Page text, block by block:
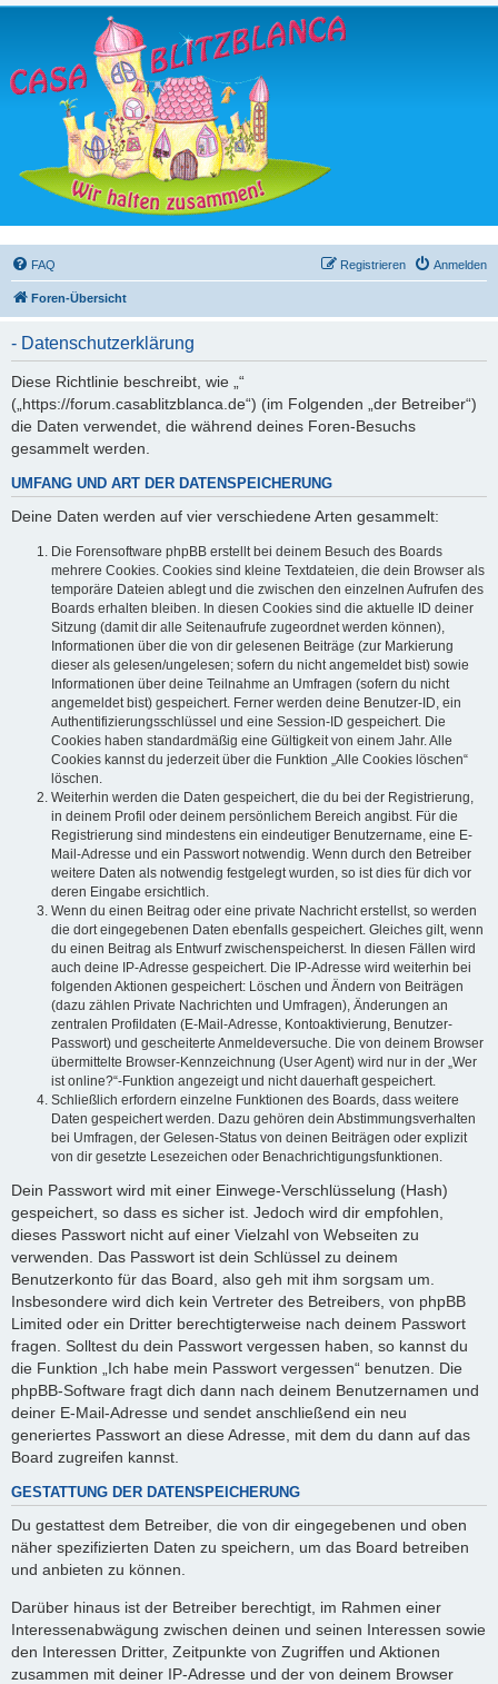
FAQ Anmelden
Registrieren
Foren-Übersicht
- Datenschutzerklärung
Diese Richtlinie beschreibt, wie „“
(„https://forum.casablitzblanca.de“) (im Folgenden „der Betreiber“)
die Daten verwendet, die während deines Foren-Besuchs
gesammelt werden.
UMFANG UND ART DER DATENSPEICHERUNG
Deine Daten werden auf vier verschiedene Arten gesammelt:
Die Forensoftware phpBB erstellt bei deinem Besuch des Boards
mehrere Cookies. Cookies sind kleine Textdateien, die dein Browser als
temporäre Dateien ablegt und die zwischen den einzelnen Aufrufen des
Boards erhalten bleiben. In diesen Cookies sind die aktuelle ID deiner
Sitzung (damit dir alle Seitenaufrufe zugeordnet werden können),
Informationen über die von dir gelesenen Beiträge (zur Markierung
dieser als gelesen/ungelesen; sofern du nicht angemeldet bist) sowie
Informationen über deine Teilnahme an Umfragen (sofern du nicht
angemeldet bist) gespeichert. Ferner werden deine Benutzer-ID, ein
Authentifizierungsschlüssel und eine Session-ID gespeichert. Die
Cookies haben standardmäßig eine Gültigkeit von einem Jahr. Alle
Cookies kannst du jederzeit über die Funktion „Alle Cookies löschen“
löschen.
Weiterhin werden die Daten gespeichert, die du bei der Registrierung,
in deinem Profil oder deinem persönlichem Bereich angibst. Für die
Registrierung sind mindestens ein eindeutiger Benutzername, eine E-
Mail-Adresse und ein Passwort notwendig. Wenn durch den Betreiber
weitere Daten als notwendig festgelegt wurden, so ist dies für dich vor
deren Eingabe ersichtlich.
Wenn du einen Beitrag oder eine private Nachricht erstellst, so werden
die dort eingegebenen Daten ebenfalls gespeichert. Gleiches gilt, wenn
du einen Beitrag als Entwurf zwischenspeicherst. In diesen Fällen wird
auch deine IP-Adresse gespeichert. Die IP-Adresse wird weiterhin bei
folgenden Aktionen gespeichert: Löschen und Ändern von Beiträgen
(dazu zählen Private Nachrichten und Umfragen), Änderungen an
zentralen Profildaten (E-Mail-Adresse, Kontoaktivierung, Benutzer-
Passwort) und gescheiterte Anmeldeversuche. Die von deinem Browser
übermittelte Browser-Kennzeichnung (User Agent) wird nur in der „Wer
ist online?“-Funktion angezeigt und nicht dauerhaft gespeichert.
Schließlich erfordern einzelne Funktionen des Boards, dass weitere
Daten gespeichert werden. Dazu gehören dein Abstimmungsverhalten
bei Umfragen, der Gelesen-Status von deinen Beiträgen oder explizit
von dir gesetzte Lesezeichen oder Benachrichtigungsfunktionen.
Dein Passwort wird mit einer Einwege-Verschlüsselung (Hash)
gespeichert, so dass es sicher ist. Jedoch wird dir empfohlen,
dieses Passwort nicht auf einer Vielzahl von Webseiten zu
verwenden. Das Passwort ist dein Schlüssel zu deinem
Benutzerkonto für das Board, also geh mit ihm sorgsam um.
Insbesondere wird dich kein Vertreter des Betreibers, von phpBB
Limited oder ein Dritter berechtigterweise nach deinem Passwort
fragen. Solltest du dein Passwort vergessen haben, so kannst du
die Funktion „Ich habe mein Passwort vergessen“ benutzen. Die
phpBB-Software fragt dich dann nach deinem Benutzernamen und
deiner E-Mail-Adresse und sendet anschließend ein neu
generiertes Passwort an diese Adresse, mit dem du dann auf das
Board zugreifen kannst.
GESTATTUNG DER DATENSPEICHERUNG
Du gestattest dem Betreiber, die von dir eingegebenen und oben
näher spezifizierten Daten zu speichern, um das Board betreiben
und anbieten zu können.
Darüber hinaus ist der Betreiber berechtigt, im Rahmen einer
Interessenabwägung zwischen deinen und seinen Interessen sowie
den Interessen Dritter, Zeitpunkte von Zugriffen und Aktionen
zusammen mit deiner IP-Adresse und der von deinem Browser